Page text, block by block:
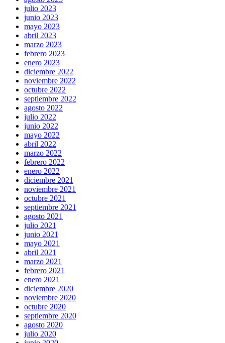
julio 2023
junio 2023
mayo 2023
abril 2023
marzo 2023
febrero 2023
enero 2023
diciembre 2022
noviembre 2022
octubre 2022
septiembre 2022
agosto 2022
julio 2022
junio 2022
mayo 2022
abril 2022
marzo 2022
febrero 2022
enero 2022
diciembre 2021
noviembre 2021
octubre 2021
septiembre 2021
agosto 2021
julio 2021
junio 2021
mayo 2021
abril 2021
marzo 2021
febrero 2021
enero 2021
diciembre 2020
noviembre 2020
octubre 2020
septiembre 2020
agosto 2020
julio 2020